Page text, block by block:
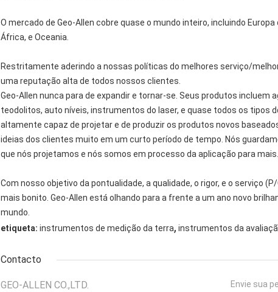
O mercado de Geo-Allen cobre quase o mundo inteiro, incluindo
África, e Oceania.
Restritamente aderindo a nossas políticas do melhores serviço/
uma reputação alta de todos nossos clientes.
Geo-Allen nunca para de expandir e tornar-se. Seus produtos incluem
teodolitos, auto níveis, instrumentos do laser, e quase todos os tipos
altamente capaz de projetar e de produzir os produtos novos
ideias dos clientes muito em um curto período de tempo. Nós
que nós projetamos e nós somos em processo da aplicação para mais.
Com nosso objetivo da pontualidade, a qualidade, o rigor, e o serviço
mais bonito. Geo-Allen está olhando para a frente a um ano novo
mundo.
etiqueta: instrumentos de medição da terra, instrumentos da
Contacto
GEO-ALLEN CO.,LTD. Envie sua